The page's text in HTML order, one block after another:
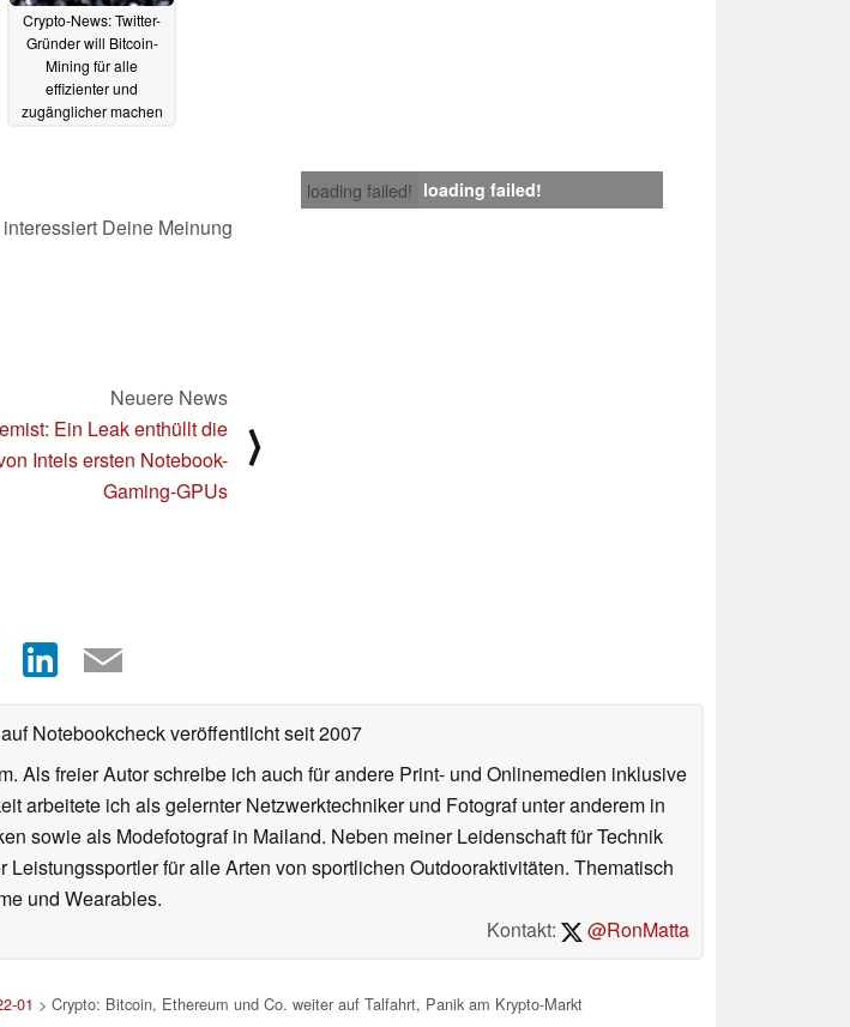
Crypto-News: Twitter-
Gründer will Bitcoin-
Mining für alle
effizienter und
zugänglicher machen
loading failed! loading failed!
Deine Meinung
Neuere News
Ein Leak enthüllt die
Intels ersten Notebook-
Gaming-GPUs
⟩
Notebookcheck veröffentlichtseit 2007
Als freier Autor schreibe ich auch für andere Print- und Onlinemedien inklusive
arbeitete ich als gelernter Netzwerktechniker und Fotograf unter anderem in
sowie als Modefotograf in Mailand. Neben meiner Leidenschaft für Technik
für alle Arten von sportlichen Outdooraktivitäten. Thematisch
und Wearables.
Kontakt:
@RonMatta
01 > Crypto: Bitcoin, Ethereum und Co. weiter auf Talfahrt, Panik am Krypto-Markt